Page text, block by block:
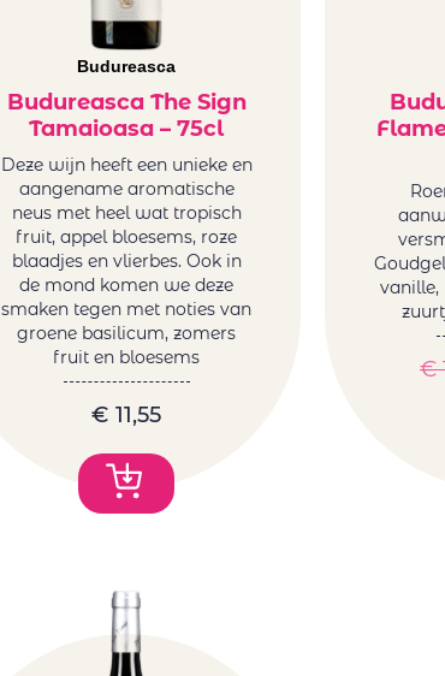
Budureasca
Budureasca The Sign
Tamaioasa – 75cl
Deze wijn heeft een unieke en
aangename aromatische
neus met heel wat tropisch
fruit, appel bloesems, roze
blaadjes en vlierbes. Ook in
de mond komen we deze
smaken tegen met noties van
groene basilicum, zomers
fruit en bloesems
€ 11,55
vanille,
€